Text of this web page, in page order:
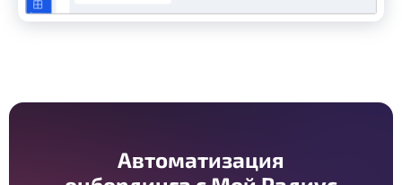
Автоматизация